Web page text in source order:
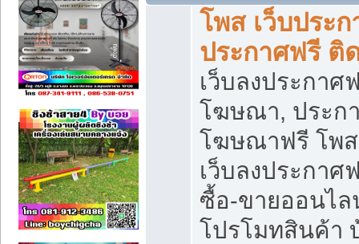
โพส เว็บประก
ประกาศฟรี ติ
เว็บลงประกา
โฆษณา, ประก
โฆษณาฟรี โพส
เว็บลงประกา
ซื้อ-ขายออนไล
โปรโมทสินค้า